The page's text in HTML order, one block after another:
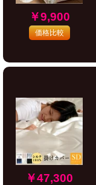
￥9,900
価格比較
￥47,300